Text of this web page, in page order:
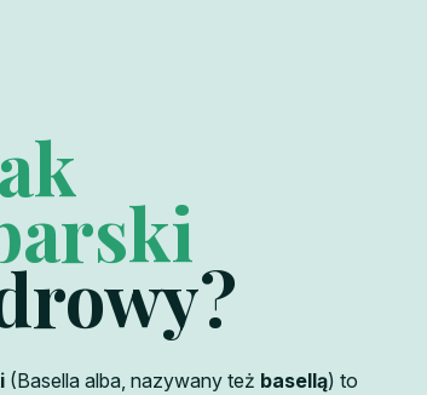
(Basella alba, nazywany też basellą) to